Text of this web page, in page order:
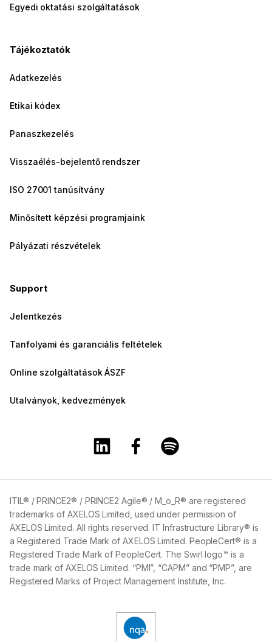
Egyedi oktatási szolgáltatások
Tájékoztatók
Adatkezelés
Etikai kódex
Panaszkezelés
Visszaélés-bejelentő rendszer
ISO 27001 tanúsítvány
Minősített képzési programjaink
Pályázati részvételek
Support
Jelentkezés
Tanfolyami és garanciális feltételek
Online szolgáltatások ÁSZF
Utalványok, kedvezmények
A Training360 Linkedin oldala
A Training360 Facebook
ITIL® / PRINCE2® / PRINCE2 Agile® / M_o_R® are registered
trademarks of AXELOS Limited, used under permission of
AXELOS Limited. All rights reserved. IT Infrastructure Library® is
a Registered Trade Mark of AXELOS Limited. PeopleCert® is a
Registered Trade Mark of PeopleCert. The Swirl logo™ is a
trade mark of AXELOS Limited. “PMI”, “CAPM” and “PMP”, are
Registered Marks of Project Management Institute, Inc.